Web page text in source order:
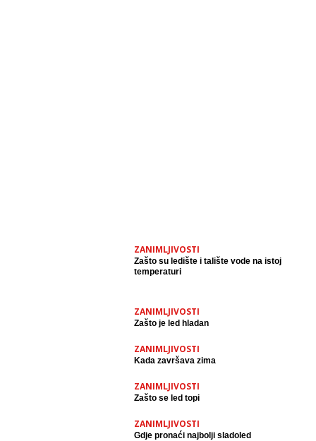
ZANIMLJIVOSTI
Zašto su ledište i talište vode na istoj
temperaturi
ZANIMLJIVOSTI
Zašto je led hladan
ZANIMLJIVOSTI
Kada završava zima
ZANIMLJIVOSTI
Zašto se led topi
ZANIMLJIVOSTI
Gdje pronaći najbolji sladoled